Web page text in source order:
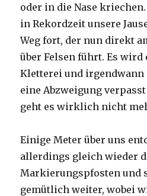
oder in die Nase
in Rekordzeit unsere
Weg fort, der nun direkt
über Felsen führt. Es
Kletterei und irgendwann
eine Abzweigung
geht es wirklich nicht
Einige Meter über uns
allerdings gleich wieder
Markierungspfosten und
gemütlich weiter, wobei